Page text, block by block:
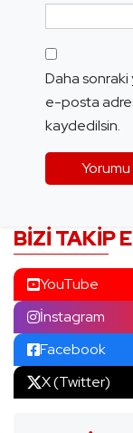
Daha sonraki
e-posta
kaydedilsin.
BIZI TAKIP
YouTube
İnstagram
Facebook
X (Twitter)